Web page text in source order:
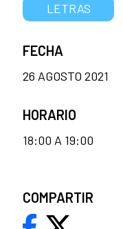
LETRAS
FECHA
26 AGOSTO 2021
HORARIO
18:00 A 19:00
COMPARTIR